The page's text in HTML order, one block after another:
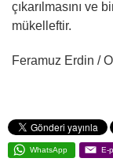
çıkarılmasını ve
mükelleftir.
Feramuz Erdin /
WhatsApp E-